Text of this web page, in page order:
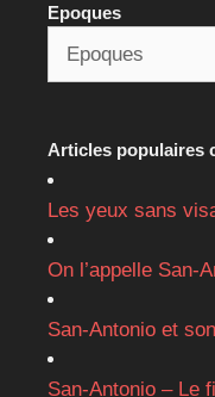
Epoques
Articles populaires
Les yeux sans
On l’appelle San-
San-Antonio et
San-Antonio – Le